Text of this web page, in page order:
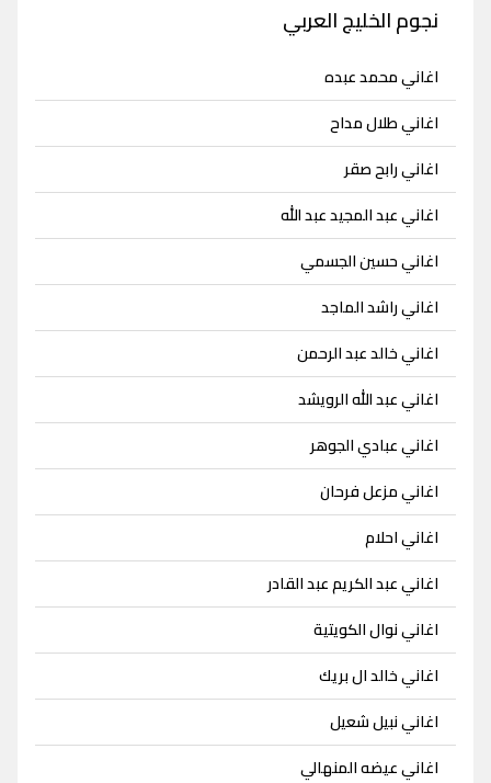
نجوم الخليج العربي
اغاني محمد عبده
اغاني طلال مداح
اغاني رابح صقر
اغاني عبد المجيد عبد الله
اغاني حسين الجسمي
اغاني راشد الماجد
اغاني خالد عبد الرحمن
اغاني عبد الله الرويشد
اغاني عبادي الجوهر
اغاني مزعل فرحان
اغاني احلام
اغاني عبد الكريم عبد القادر
اغاني نوال الكويتية
اغاني خالد ال بريك
اغاني نبيل شعيل
اغاني عيضه المنهالي